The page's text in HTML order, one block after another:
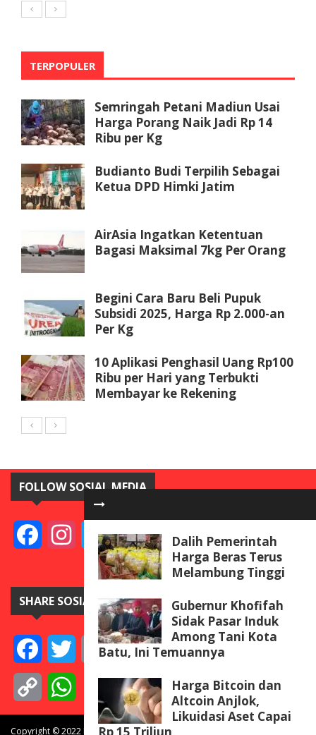
Dalih Pemerintah
Harga Beras Terus
Melambung Tinggi
Gubernur Khofifah
Sidak Pasar Induk
Among Tani Kota
Batu, Ini Temuannya
Harga Bitcoin dan
Altcoin Anjlok,
Likuidasi Aset Capai
TERPOPULER
Semringah Petani Madiun Usai
Harga Porang Naik Jadi Rp 14
Ribu per Kg
Budianto Budi Terpilih Sebagai
Ketua DPD Himki Jatim
AirAsia Ingatkan Ketentuan
Bagasi Maksimal 7kg Per Orang
Begini Cara Baru Beli Pupuk
Subsidi 2025, Harga Rp 2.000-an
Per Kg
10 Aplikasi Penghasil Uang Rp100
Ribu per Hari yang Terbukti
Membayar ke Rekening
FOLLOW SOSIAL MEDIA
FacebookInstagramTwitterYouTube
SHARE SOSIAL MEDIA
FacebookTwitterEmail Telegram
Line Messenger
Copy
Link
WhatsApp
Copyright © 2022 BISNISdanINVEST.com. All rights reserved.